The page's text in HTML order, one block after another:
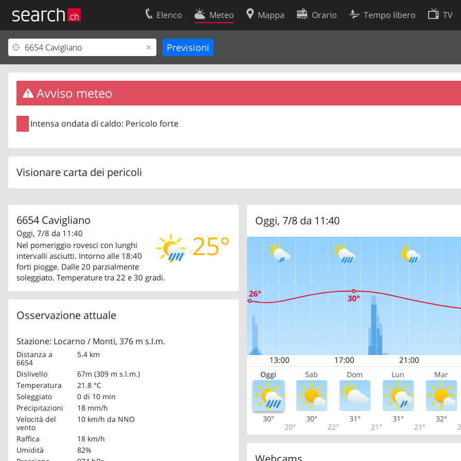
Elenco Meteo Mappa Orario Tempo libero TV
Avviso meteo
Intensa ondata di caldo: Pericolo forte
Visionare carta dei pericoli
6654 Cavigliano
25°
Oggi, 7/8 da 11:40
Nel pomeriggio rovesci con lunghi
intervalli asciutti. Intorno alle 18:40
forti piogge. Dalle 20 parzialmente
soleggiato. Temperature tra 22 e 30 gradi.
Osservazione attuale
Stazione: Locarno / Monti, 376 m s.l.m.
Distanza a
6654
5.4 km
Dislivello
67m (309 m s.l.m.)
Temperatura
21.8 °C
Soleggiato
0 di 10 min
Precipitazioni
18 mm/h
Velocità del
vento
10 km/h da NNO
Raffica
18 km/h
Umidità
82%
Oggi, 7/8 da 11:40
Oggi Sab Dom Lun Mar
30°
20°
30°
22°
31°
21°
31°
21°
32°
Il vostro profolio
Area clienti
Informazioni Legali
Contatti
Condizioni d’uso
Protezione dei dati
Preferenze cookie
Sviluppatori